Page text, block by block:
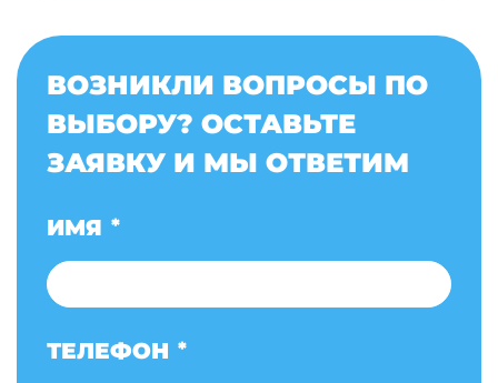
ВОЗНИКЛИ ВОПРОСЫ ПО
ВЫБОРУ? ОСТАВЬТЕ
ЗАЯВКУ И МЫ ОТВЕТИМ
ИМЯ *
ТЕЛЕФОН *